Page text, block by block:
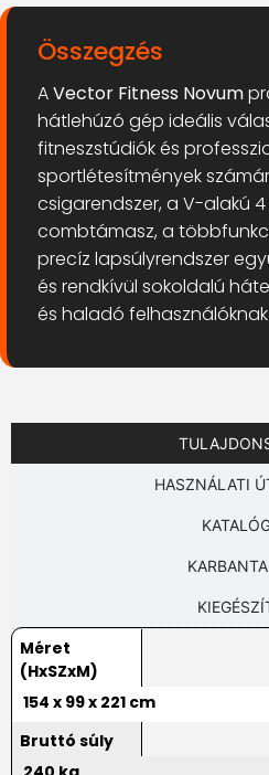
Összegzés
AVector Fitness Novum
hátlehúzó gép ideális
fitneszstúdiók és
sportlétesítmények
csigarendszer, a V-alakú
combtámasz, a
precíz lapsúlyrendszer
és rendkívül sokoldalú
és haladó
HASZNÁLATI
Méret
(HxSZxM)
154 x 99 x 221 cm
Bruttó súly